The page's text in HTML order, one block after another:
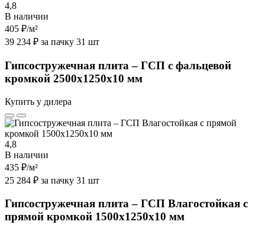
4,8
В наличии
405 ₽/м²
39 234 ₽ за пачку 31 шт
Гипсостружечная плита – ГСП с фальцевой
кромкой 2500х1250х10 мм
Купить у дилера
4,8
В наличии
435 ₽/м²
25 284 ₽ за пачку 31 шт
Гипсостружечная плита – ГСП Влагостойкая с
прямой кромкой 1500х1250х10 мм